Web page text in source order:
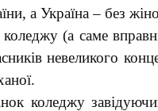
а Україна – без
коледжу (а саме
невеликого
коледжу